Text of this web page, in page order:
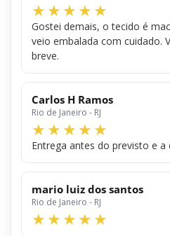
Gostei demais, o tecido é
veio embalada com cuidado.
breve.
Carlos H Ramos
Rio de Janeiro - RJ
Entrega antes do previsto e a
mario luiz dos santos
Rio de Janeiro - RJ